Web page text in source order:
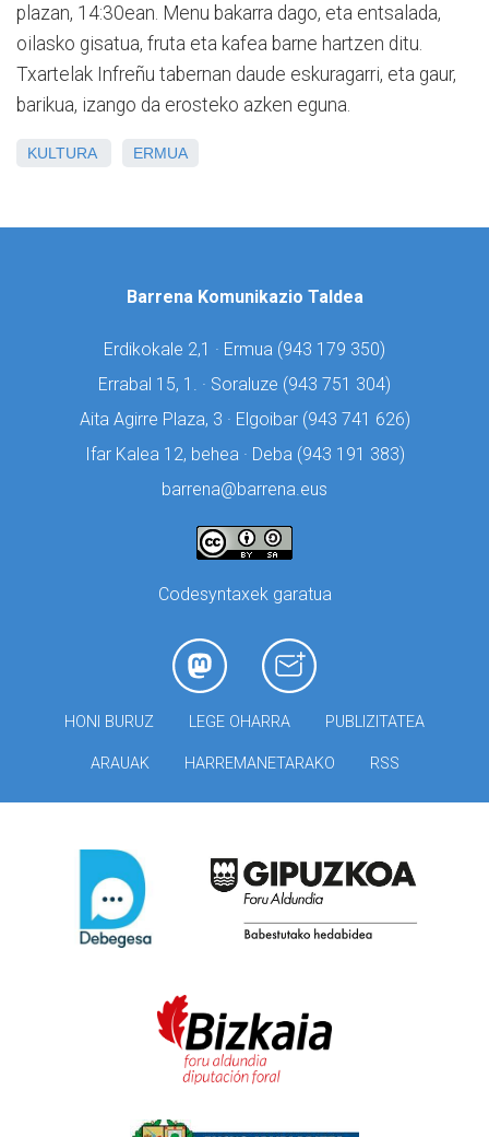
plazan, 14:30ean. Menu bakarra dago, eta entsalada,
oilasko gisatua, fruta eta kafea barne hartzen ditu.
Txartelak Infreñu tabernan daude eskuragarri, eta gaur,
barikua, izango da erosteko azken eguna.
KULTURA ERMUA
Barrena Komunikazio Taldea
Erdikokale 2,1 · Ermua (943 179 350)
Errabal 15, 1. · Soraluze (943 751 304)
Aita Agirre Plaza, 3 · Elgoibar (943 741 626)
Ifar Kalea 12, behea · Deba (943 191 383)
barrena@barrena.eus
Codesyntaxek garatua
HONI BURUZ LEGE OHARRA PUBLIZITATEA
ARAUAK HARREMANETARAKO RSS